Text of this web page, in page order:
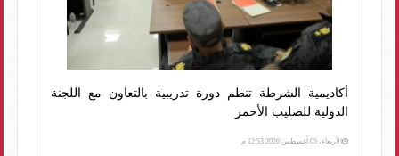
أكاديمية الشرطة تنظم دورة تدريبية بالتعاون مع اللجنة
الدولية للصليب الأحمر
الأربعاء، 05 أغسطس 2026 12:53 م